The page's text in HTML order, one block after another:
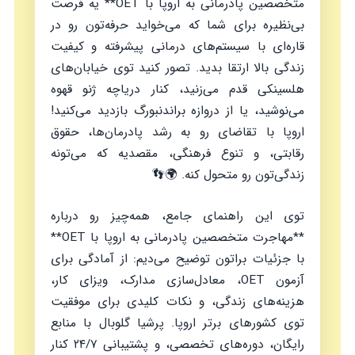
متخصصین پادرمانی به اروپا با OET** یه فرصت
بی‌نظیره برای شما که می‌خواید حرفه‌تون رو در
قاره‌ای با سیستم‌های درمانی پیشرفته و کیفیت
زندگی بالا ارتقا بدید. تصور کنید توی خیابان‌های
هلسینکی قدم می‌زنید، کنار دریاچه ژنو قهوه
می‌نوشید، یا از دروازه براندنبورگ بازدید می‌کنید!
اروپا با تقاضای رو به رشد پادرمان‌ها، حقوق
رقابتی، و تنوع فرهنگی، مقصدیه که می‌تونه
زندگی‌تون رو متحول کنه. 🌍👣
توی این راهنمای جامع، همه‌چیز رو درباره
**مهاجرت متخصصین پادرمانی به اروپا با OET**
با جزئیات براتون توضیح می‌دیم: از آمادگی برای
آزمون OET، معادل‌سازی مدارک، ویزای کار،
هزینه‌های زندگی، و نکات کلیدی برای موفقیت
توی کشورهای برتر اروپا. پرشیا گلوبال با منابع
رایگان، دوره‌های تخصصی، و پشتیبانی ۲۴/۷ کنار